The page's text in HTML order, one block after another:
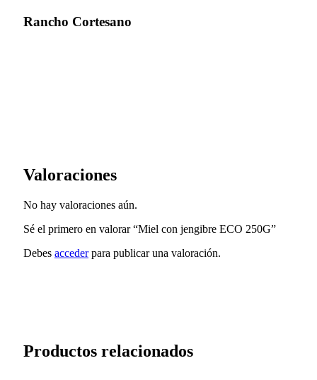
Rancho Cortesano
Valoraciones
No hay valoraciones aún.
Sé el primero en valorar “Miel con jengibre ECO 250G”
Debes accederpara publicar una valoración.
Productos relacionados